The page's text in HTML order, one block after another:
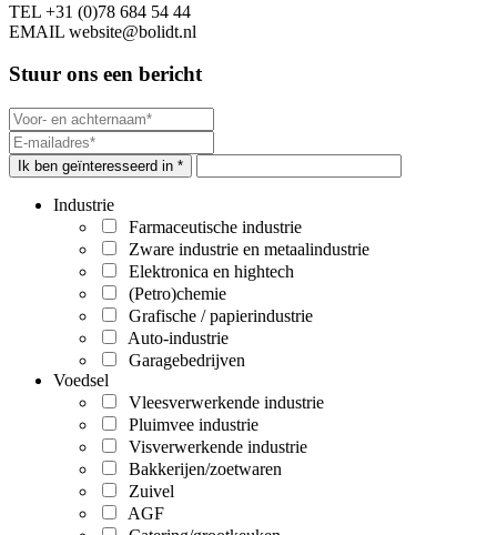
TEL +31 (0)78 684 54 44
EMAIL website@bolidt.nl
Stuur ons een bericht
Ik ben geïnteresseerd in *
Industrie
Farmaceutische industrie
Zware industrie en metaalindustrie
Elektronica en hightech
(Petro)chemie
Grafische / papierindustrie
Auto-industrie
Garagebedrijven
Voedsel
Vleesverwerkende industrie
Pluimvee industrie
Visverwerkende industrie
Bakkerijen/zoetwaren
Zuivel
AGF